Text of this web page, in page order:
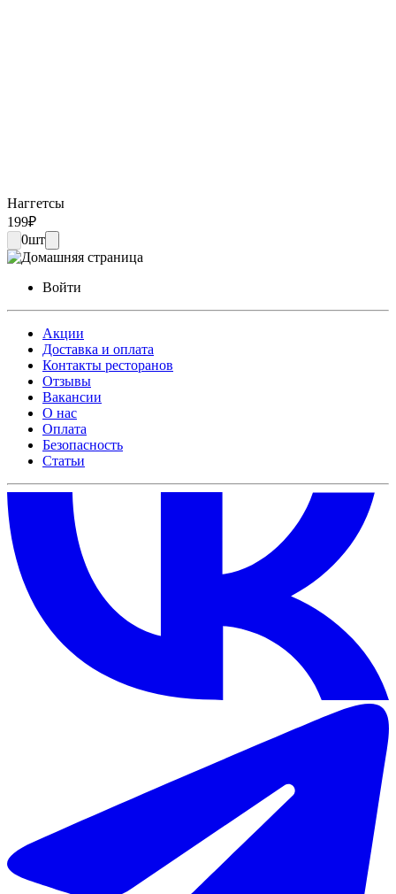
Наггетсы
199₽
0шт
Войти
Акции
Доставка и оплата
Контакты ресторанов
Отзывы
Вакансии
О нас
Оплата
Безопасность
Статьи